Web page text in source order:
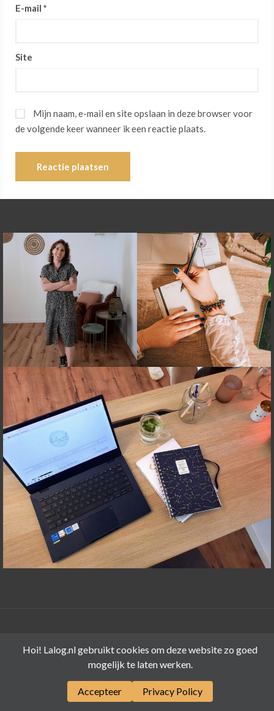
E-mail *
Site
Mijn naam, e-mail en site opslaan in deze browser voor
de volgende keer wanneer ik een reactie plaats.
Hoi! Lalog.nl gebruikt cookies om deze website zo goed
mogelijk te laten werken.
Accepteer Privacy Policy